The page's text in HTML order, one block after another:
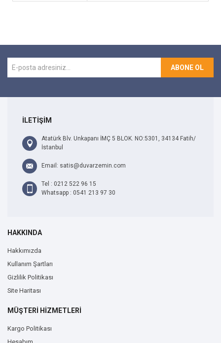
ABONE OL
İLETİŞİM
Atatürk Blv. Unkapanı İMÇ 5 BLOK. NO:5301, 34134 Fatih/
İstanbul
Email: satis@duvarzemin.com
Tel : 0212 522 96 15
Whatsapp : 0541 213 97 30
HAKKINDA
Hakkımızda
Kullanım Şartları
Gizlilik Politikası
Site Haritası
MÜŞTERİ HİZMETLERİ
Kargo Politikası